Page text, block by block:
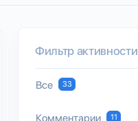
Фильтр активности
Все 33
Комментарии 11